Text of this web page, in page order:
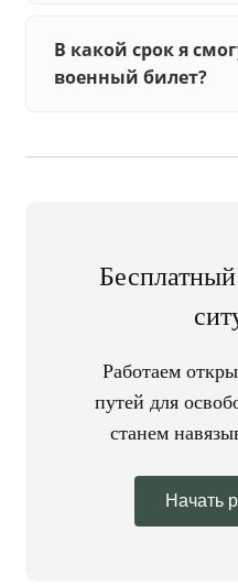
В какой срок я
военный билет?
Работаем
путей для
станем
Начать